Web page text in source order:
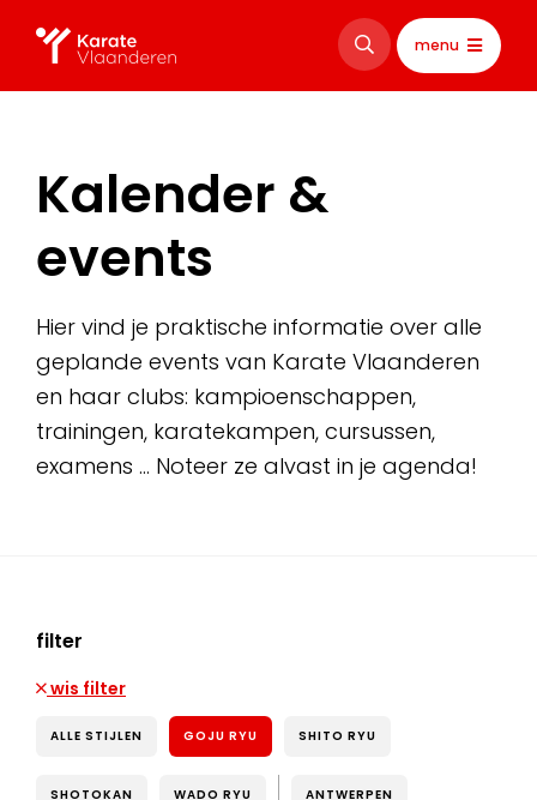
menu
Kalender &
events
Hier vind je praktische informatie over alle
geplande events van Karate Vlaanderen
en haar clubs: kampioenschappen,
trainingen, karatekampen, cursussen,
examens … Noteer ze alvast in je agenda!
filter
wis filter
ALLE STIJLEN GOJU RYU SHITO RYU
SHOTOKAN WADO RYU ANTWERPEN